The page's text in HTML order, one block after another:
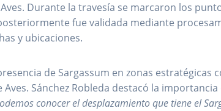
Durante la travesía se marcaron los
fue validada mediante
y ubicaciones.
de Sargassum en zonas estratégicas
Sánchez Robleda destacó la importancia
conocer el desplazamiento que tiene el